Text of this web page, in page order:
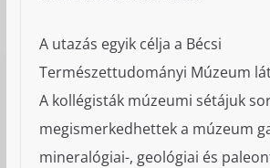
A utazás egyik célja a Bécsi
Természettudományi Múzeum
A kollégisták múzeumi sétájuk
megismerkedhettek a múzeum
mineralógiai-, geológiai és